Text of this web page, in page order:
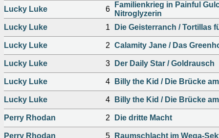
Lucky Luke 6
Familienkrieg in Painful
Nitroglyzerin
Lucky Luke
1 Die Geisterranch / Tortillas
Lucky Luke 2 Calamity Jane / Das
Lucky Luke 3 Der Daily Star / Goldrausch
Lucky Luke 4 Billy the Kid / Die Brücke
Lucky Luke 4 Billy the Kid / Die Brücke
Perry Rhodan 2 Die dritte Macht
Perry Rhodan 5 Raumschlacht im Wega-